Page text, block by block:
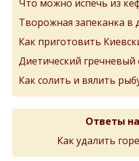
Что можно испечь из
Творожная запеканка в
Как приготовить
Диетический гречневый
Как солить и вялить
Ответы
Как удалить